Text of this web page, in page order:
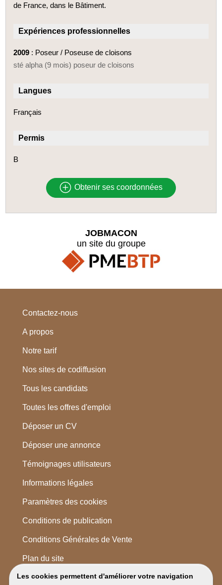
de France, dans le Bâtiment.
Expériences professionnelles
2009 : Poseur / Poseuse de cloisons
sté alpha (9 mois) poseur de cloisons
Langues
Français
Permis
B
Obtenir ses coordonnées
Les cookies permettent d'améliorer votre navigation
JOBMACON
un site du groupe
Contactez-nous
A propos
Notre tarif
Nos sites de codiffusion
Tous les candidats
Toutes les offres d'emploi
Déposer un CV
Déposer une annonce
Témoignages utilisateurs
Informations légales
Paramètres des cookies
Conditions de publication
Conditions Générales de Vente
Plan du site